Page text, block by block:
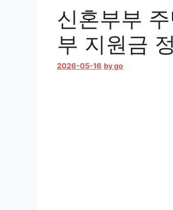
신혼부부
부 지원금
2026-05-16 bygo